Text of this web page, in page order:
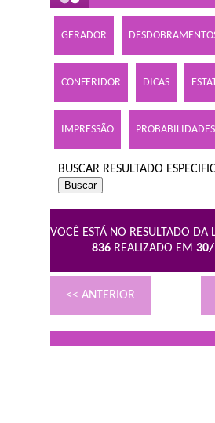
GERADOR
CONFERIDOR DICAS
IMPRESSÃO
BUSCAR RESULTADO
VOCÊ ESTÁ NO RESULTADO DA
836 REALIZADO EM
<< ANTERIOR